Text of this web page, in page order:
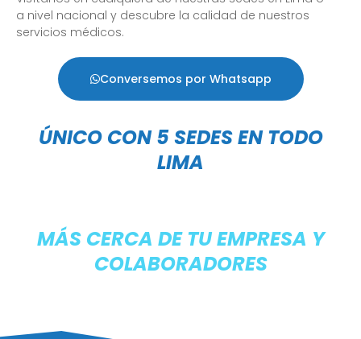
a nivel nacional y descubre la calidad de nuestros
servicios médicos.
Conversemos por Whatsapp
ÚNICO CON 5 SEDES EN TODO
LIMA
MÁS CERCA DE TU EMPRESA Y
COLABORADORES